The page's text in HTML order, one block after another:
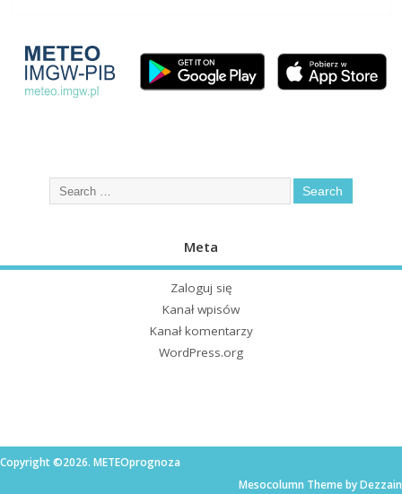
Meta
Zaloguj się
Kanał wpisów
Kanał komentarzy
WordPress.org
Copyright ©2026. METEOprognoza
Mesocolumn Theme by Dezzain